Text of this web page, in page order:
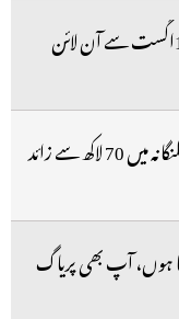
پولیس کی 7437 جائیدادوں کیلئے 19اگست سے آن لائن
ووٹر لسٹ کا سب سے بڑا خطرہ ،تلنگانہ میں 70 لاکھ سے زائد
ہوں، آپ بھی پریاگ